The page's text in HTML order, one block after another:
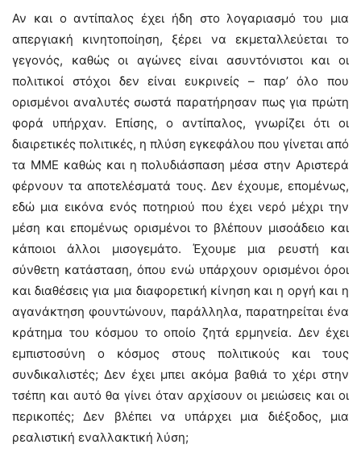
Αν και ο αντίπαλος έχει ήδη στο λογαριασμό του μια
απεργιακή κινητοποίηση, ξέρει να εκμεταλλεύεται το
γεγονός, καθώς οι αγώνες είναι ασυντόνιστοι και οι
πολιτικοί στόχοι δεν είναι ευκρινείς – παρ’ όλο που
ορισμένοι αναλυτές σωστά παρατήρησαν πως για πρώτη
φορά υπήρχαν. Επίσης, ο αντίπαλος, γνωρίζει ότι οι
διαιρετικές πολιτικές, η πλύση εγκεφάλου που γίνεται από
τα ΜΜΕ καθώς και η πολυδιάσπαση μέσα στην Αριστερά
φέρνουν τα αποτελέσματά τους. Δεν έχουμε, επομένως,
εδώ μια εικόνα ενός ποτηριού που έχει νερό μέχρι την
μέση και επομένως ορισμένοι το βλέπουν μισοάδειο και
κάποιοι άλλοι μισογεμάτο. Έχουμε μια ρευστή και
σύνθετη κατάσταση, όπου ενώ υπάρχουν ορισμένοι όροι
και διαθέσεις για μια διαφορετική κίνηση και η οργή και η
αγανάκτηση φουντώνουν, παράλληλα, παρατηρείται ένα
κράτημα του κόσμου το οποίο ζητά ερμηνεία. Δεν έχει
εμπιστοσύνη ο κόσμος στους πολιτικούς και τους
συνδικαλιστές; Δεν έχει μπει ακόμα βαθιά το χέρι στην
τσέπη και αυτό θα γίνει όταν αρχίσουν οι μειώσεις και οι
περικοπές; Δεν βλέπει να υπάρχει μια διέξοδος, μια
ρεαλιστική εναλλακτική λύση;